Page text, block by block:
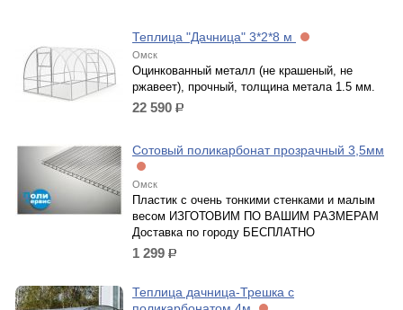
Теплица "Дачница" 3*2*8 м
Омск
Оцинкованный металл (не крашеный, не
ржавеет), прочный, толщина метала 1.5 мм.
22 590 р.
Сотовый поликарбонат прозрачный 3,5мм
Омск
Пластик с очень тонкими стенками и малым
весом ИЗГОТОВИМ ПО ВАШИМ РАЗМЕРАМ
Доставка по городу БЕСПЛАТНО
1 299 р.
Теплица дачница-Трешка с